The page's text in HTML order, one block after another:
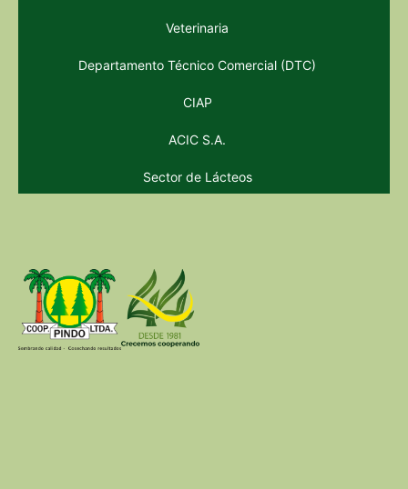
Veterinaria
Departamento Técnico Comercial (DTC)
CIAP
ACIC S.A.
Sector de Lácteos